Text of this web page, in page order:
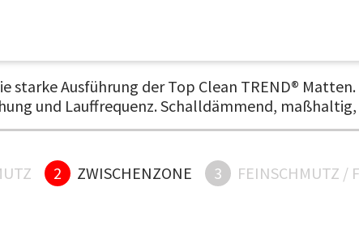
starke Ausführung der Top Clean TREND®
und Lauffrequenz. Schalldämmend,
2 ZWISCHENZONE 3 FEINSCHMUTZ /